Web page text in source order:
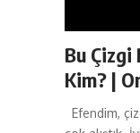
Bu Çizgi
Kim? |
Efendim,